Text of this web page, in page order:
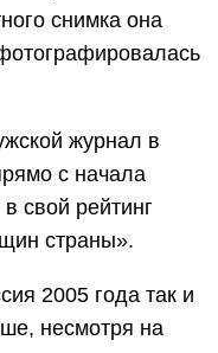
снимка она
журнал в
с начала
свой рейтинг
страны».
2005 года так и
несмотря на